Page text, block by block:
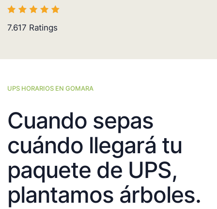
7.617 Ratings
UPS HORARIOS EN GOMARA
Cuando sepas
cuándo llegará tu
paquete de UPS,
plantamos árboles.